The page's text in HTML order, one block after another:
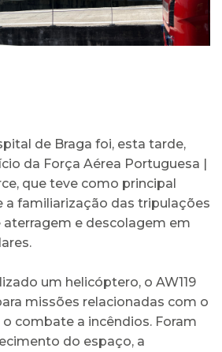
de Braga foi, esta tarde,
da Força Aérea Portuguesa |
que teve como principal
a familiarização das tripulações
aterragem e descolagem em
um helicóptero, o AW119
missões relacionadas com o
combate a incêndios. Foram
do espaço, a